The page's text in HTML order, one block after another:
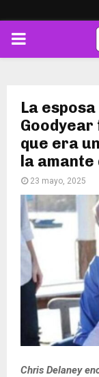
PRIMARY
La
que era
la
23 mayo, 2025
Chris Delaney